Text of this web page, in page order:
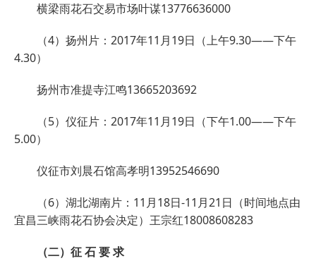
横梁雨花石交易市场叶谋13776636000
（4）扬州片：2017年11月19日（上午9.30——下午
4.30）
扬州市准提寺江鸣13665203692
（5）仪征片：2017年11月19日（下午1.00——下午
5.00）
仪征市刘晨石馆高孝明13952546690
（6）湖北湖南片：11月18日-11月21日（时间地点由
宜昌三峡雨花石协会决定）王宗红18008608283
（二）征 石 要 求